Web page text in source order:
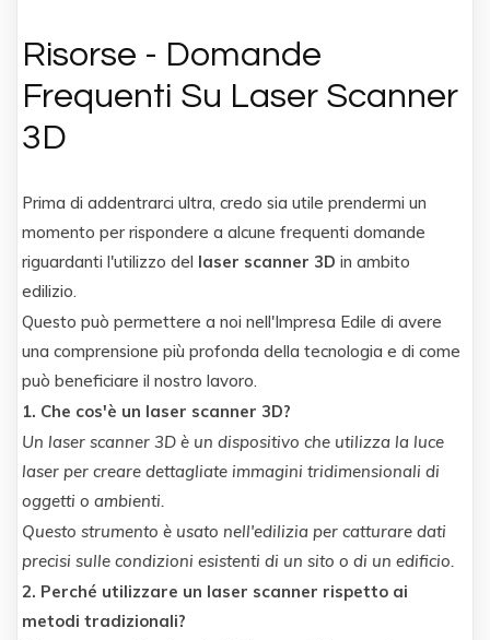
Risorse - Domande
Frequenti Su Laser Scanner
3D
Prima di addentrarci ultra, credo sia utile prendermi un
momento per rispondere a alcune frequenti domande
riguardanti l'utilizzo del laser scanner 3D in ambito
edilizio.
Questo può permettere a noi nell'Impresa Edile di avere
una comprensione più profonda della tecnologia e di come
può beneficiare il nostro lavoro.
1. Che cos'è un laser scanner 3D?
Un laser scanner 3D è un dispositivo che utilizza la luce
laser per creare dettagliate immagini tridimensionali di
oggetti o ambienti.
Questo strumento è usato nell'edilizia per catturare dati
precisi sulle condizioni esistenti di un sito o di un edificio.
2. Perché utilizzare un laser scanner rispetto ai
metodi tradizionali?